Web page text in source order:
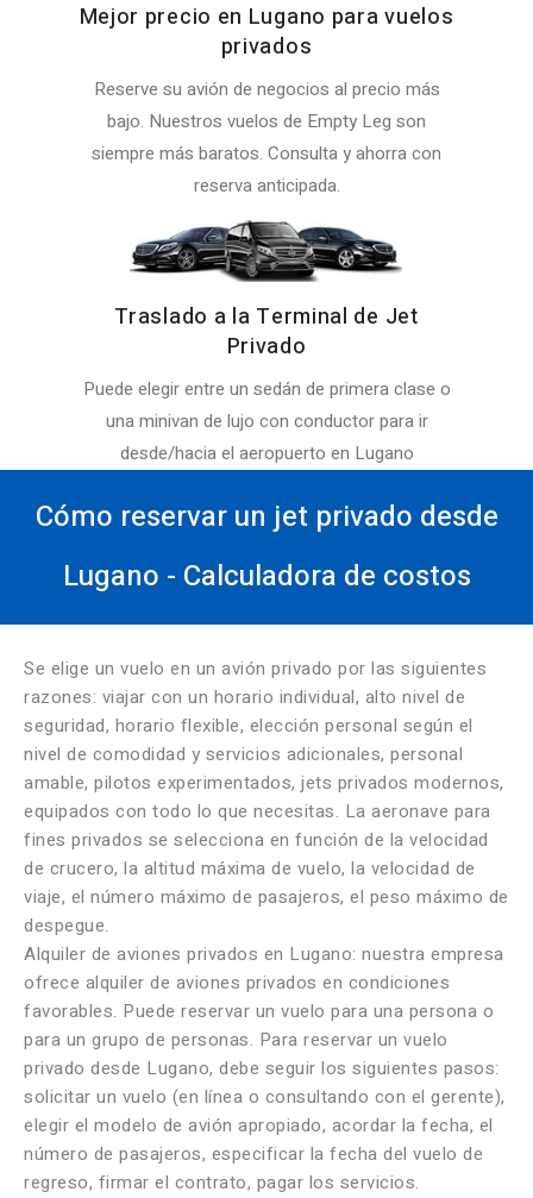
Mejor precio en Lugano para vuelos
privados
Reserve su avión de negocios al precio más
bajo. Nuestros vuelos de Empty Leg son
siempre más baratos. Consulta y ahorra con
reserva anticipada.
Traslado a la Terminal de Jet
Privado
Puede elegir entre un sedán de primera clase o
una minivan de lujo con conductor para ir
desde/hacia el aeropuerto en Lugano
Cómo reservar un jet privado desde
Lugano - Calculadora de costos
Se elige un vuelo en un avión privado por las siguientes
razones: viajar con un horario individual, alto nivel de
seguridad, horario flexible, elección personal según el
nivel de comodidad y servicios adicionales, personal
amable, pilotos experimentados, jets privados modernos,
equipados con todo lo que necesitas. La aeronave para
fines privados se selecciona en función de la velocidad
de crucero, la altitud máxima de vuelo, la velocidad de
viaje, el número máximo de pasajeros, el peso máximo de
despegue.
Alquiler de aviones privados en Lugano: nuestra empresa
ofrece alquiler de aviones privados en condiciones
favorables. Puede reservar un vuelo para una persona o
para un grupo de personas. Para reservar un vuelo
privado desde Lugano, debe seguir los siguientes pasos:
solicitar un vuelo (en línea o consultando con el gerente),
elegir el modelo de avión apropiado, acordar la fecha, el
número de pasajeros, especificar la fecha del vuelo de
regreso, firmar el contrato, pagar los servicios.